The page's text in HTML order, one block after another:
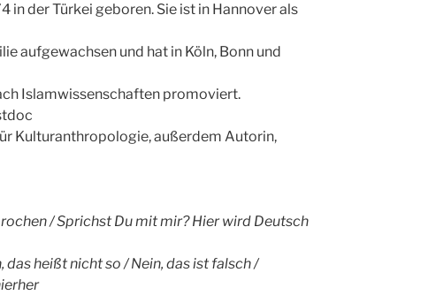
in der Türkei geboren. Sie ist in Hannover als
aufgewachsen und hat in Köln, Bonn und
Islamwissenschaften promoviert.
Kulturanthropologie, außerdem Autorin,
/ Sprichst Du mit mir? Hier wird Deutsch
das heißt nicht so / Nein, das ist falsch /